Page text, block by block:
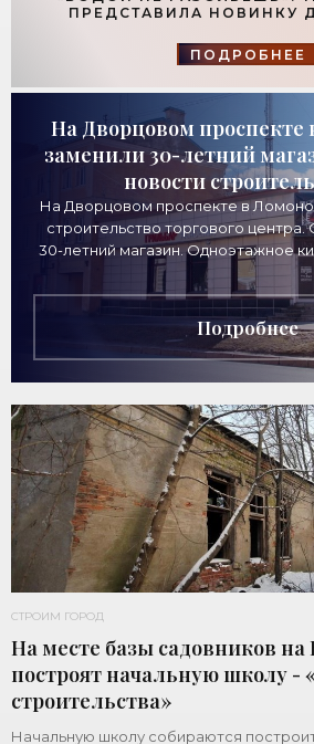
ПРЕДСТАВИЛА НОВИНКУ
ПОДРОБНЕЕ
На Дворцовом проспекте
заменили 30-летний
новости
На Дворцовом проспекте в
строительство торгового
30-летний магазин. Одноэтажное
Дворцовом проспекте, 16а,
Подробнее
СТРОИМ ГОРОД
На месте базы садовников на
построят начальную школу -
строительства»
Начальную школу собираются